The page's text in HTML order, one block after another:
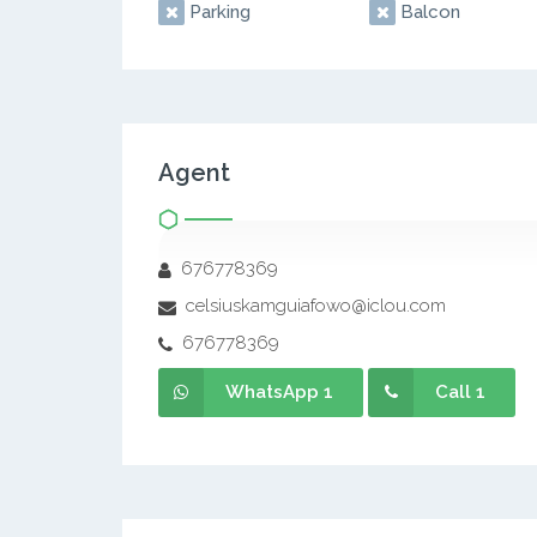
Parking Balcon
Agent
676778369
celsiuskamguiafowo@iclou.com
676778369
WhatsApp 1 Call 1